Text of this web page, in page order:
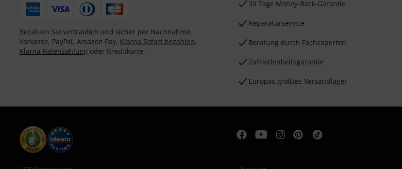
Bezahlen Sie vertraulich und sicher per Nachnahme,
Vorkasse, PayPal, Amazon Pay, Klarna Sofort bezahlen,
Klarna Ratenzahlung oder Kreditkarte.
30 Tage Money-Back-Garantie
Reparaturservice
Beratung durch Fachexperten
Zufriedenheitsgarantie
Europas größtes Versandlager